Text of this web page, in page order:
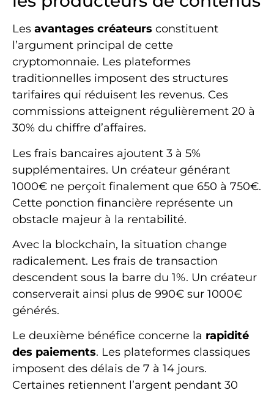
Les avantages créateurs constituent
l’argument principal de cette
cryptomonnaie. Les plateformes
traditionnelles imposent des structures
tarifaires qui réduisent les revenus. Ces
commissions atteignent régulièrement 20 à
30% du chiffre d’affaires.
Les frais bancaires ajoutent 3 à 5%
supplémentaires. Un créateur générant
1000€ ne perçoit finalement que 650 à 750€.
Cette ponction financière représente un
obstacle majeur à la rentabilité.
Avec la blockchain, la situation change
radicalement. Les frais de transaction
descendent sous la barre du 1%. Un créateur
conserverait ainsi plus de 990€ sur 1000€
générés.
Le deuxième bénéfice concerne la rapidité
des paiements. Les plateformes classiques
imposent des délais de 7 à 14 jours.
Certaines retiennent l’argent pendant 30